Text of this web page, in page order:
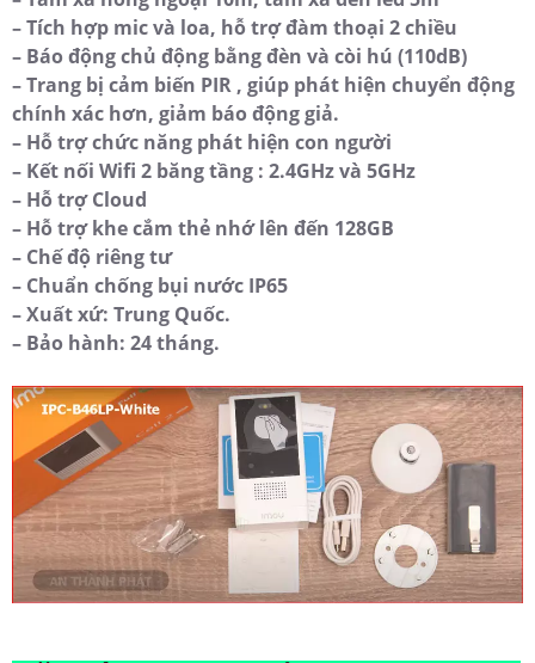
– Tích hợp mic và loa, hỗ trợ đàm thoại 2 chiều
– Báo động chủ động bằng đèn và còi hú (110dB)
– Trang bị cảm biến PIR , giúp phát hiện chuyển động
chính xác hơn, giảm báo động giả.
– Hỗ trợ chức năng phát hiện con người
– Kết nối Wifi 2 băng tầng : 2.4GHz và 5GHz
– Hỗ trợ Cloud
– Hỗ trợ khe cắm thẻ nhớ lên đến 128GB
– Chế độ riêng tư
– Chuẩn chống bụi nước IP65
– Xuất xứ: Trung Quốc.
– Bảo hành: 24 tháng.